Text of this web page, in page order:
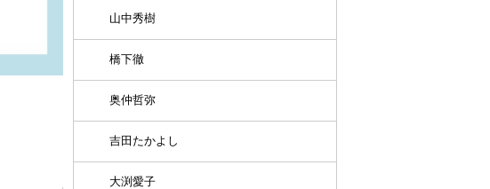
山中秀樹
橋下徹
奥仲哲弥
吉田たかよし
大渕愛子